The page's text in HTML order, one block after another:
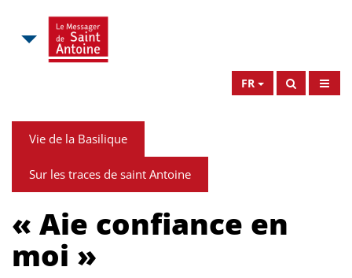
FR
Vie de la Basilique
Sur les traces de saint Antoine
« Aie confiance en
moi »